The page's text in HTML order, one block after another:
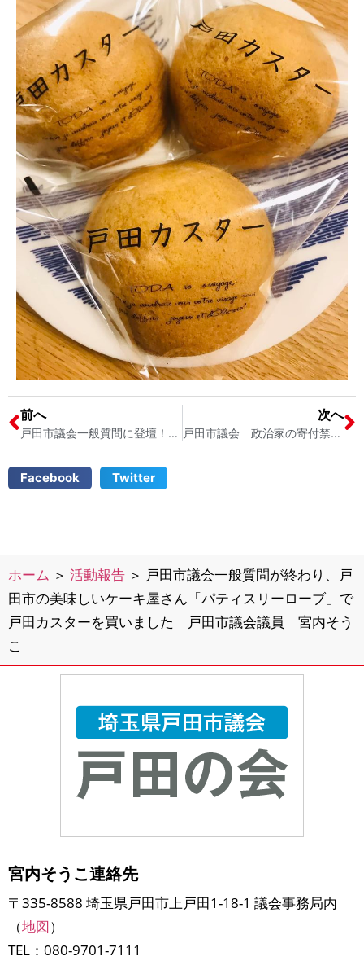
前へ
戸田市議会一般質問に登壇！ 「戸田市 育児と介護を同時に行うダブルケアへの支援について」「彩湖道満グリーンパークに更衣室の設置を」 戸田市議会議員 宮内そうこ
次へ
戸田市議会 政治家の寄付禁止ルールブック 戸田市議会議員宮内そうこ 公職選挙法について学んでいます
Facebook Twitter
ホーム ＞ 活動報告 ＞ 戸田市議会一般質問が終わり、戸
田市の美味しいケーキ屋さん「パティスリーローブ」で
戸田カスターを買いました 戸田市議会議員 宮内そう
こ
宮内そうこ連絡先
〒335-8588 埼玉県戸田市上戸田1-18-1 議会事務局内
（地図）
TEL：080-9701-7111